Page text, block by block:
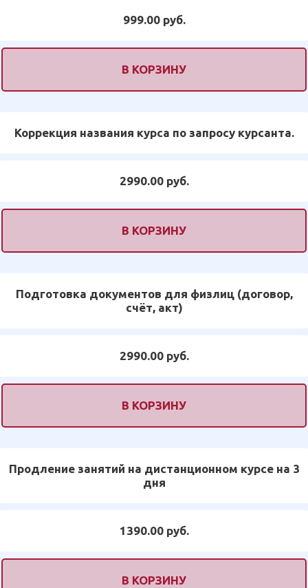
999.00 руб.
В КОРЗИНУ
Коррекция названия курса по запросу курсанта.
2990.00 руб.
В КОРЗИНУ
Подготовка документов для физлиц (договор,
счёт, акт)
2990.00 руб.
В КОРЗИНУ
Продление занятий на дистанционном курсе на 3
дня
1390.00 руб.
В КОРЗИНУ